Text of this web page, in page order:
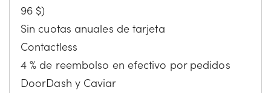
96 $)
Sin cuotas anuales de tarjeta
Contactless
4 % de reembolso en efectivo por pedidos
DoorDash y Caviar